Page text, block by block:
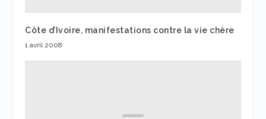
Côte d’Ivoire, manifestations contre la vie chère
1 avril 2008